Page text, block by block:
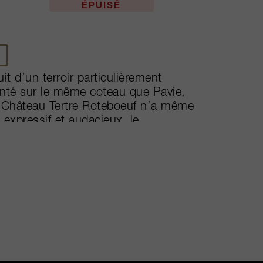
ÉPUISÉ
d’un terroir particulièrement
sur le même coteau que Pavie,
Tertre Roteboeuf n’a même
et audacieux, le
depuis 1978. Son millésime
les vins de Bordeaux cultes